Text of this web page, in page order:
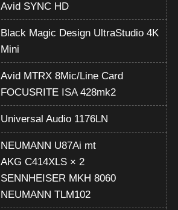
Avid SYNC HD
Black Magic Design UltraStudio 4K
Mini
Avid MTRX 8Mic/Line Card
FOCUSRITE ISA 428mk2
Universal Audio 1176LN
NEUMANN U87Ai mt
AKG C414XLS × 2
SENNHEISER MKH 8060
NEUMANN TLM102